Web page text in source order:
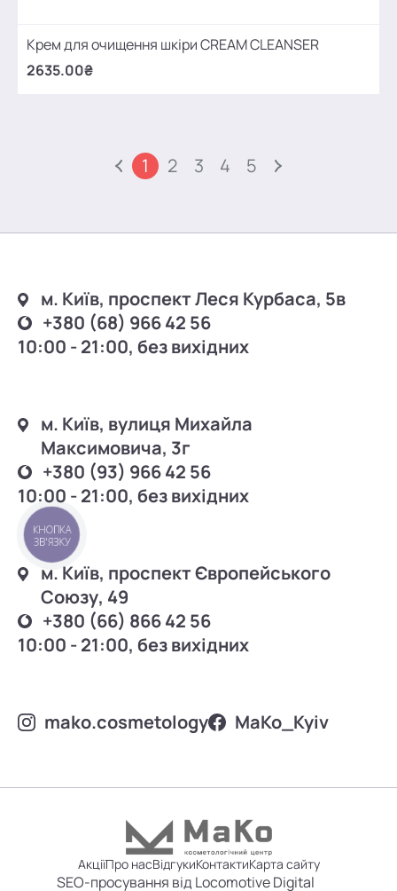
Крем для очищення шкіри CREAM CLEANSER
2635.00₴
1 2 3 4 5
м. Київ, проспект Леся Курбаса, 5в
+380 (68) 966 42 56
10:00 - 21:00, без вихідних
м. Київ, вулиця Михайла
Максимовича, 3г
+380 (93) 966 42 56
10:00 - 21:00, без вихідних
м. Київ, проспект Європейського
Союзу, 49
+380 (66) 866 42 56
10:00 - 21:00, без вихідних
mako.cosmetology MаKo_Kyiv
АкціїПро насВідгукиКонтактиКарта сайту
SEO-просування від Locomotive Digital
КНОПКА
ЗВ'ЯЗКУ